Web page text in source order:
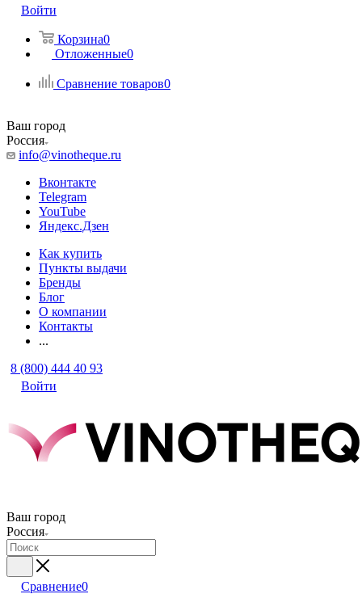
Войти
Корзина0
Отложенные0
Сравнение товаров0
Ваш город
Россия
info@vinotheque.ru
Вконтакте
Telegram
YouTube
Яндекс.Дзен
Как купить
Пункты выдачи
Бренды
Блог
О компании
Контакты
...
8 (800) 444 40 93
Войти
Ваш город
Россия
Сравнение0